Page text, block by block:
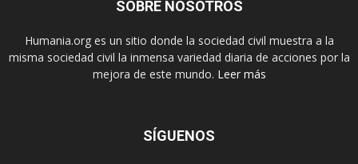
SOBRE NOSOTROS
Humania.org es un sitio donde la sociedad civil muestra a la
misma sociedad civil la inmensa variedad diaria de acciones por la
mejora de este mundo. Leer más
SÍGUENOS